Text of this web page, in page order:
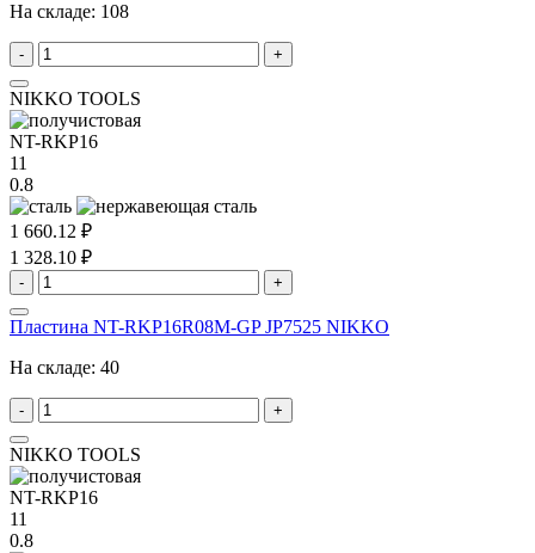
На складе: 108
- +
NIKKO TOOLS
NT-RKP16
11
0.8
1 660.12 ₽
1 328.10 ₽
- +
Пластина NT-RKP16R08M-GP JP7525 NIKKO
На складе: 40
- +
NIKKO TOOLS
NT-RKP16
11
0.8